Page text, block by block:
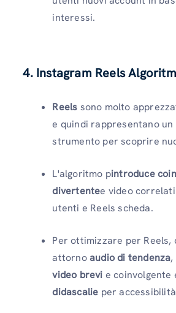
interessi.
4. Instagram Reels
Reels sono molto
e quindi rappresentano
strumento per scoprire
L'algoritmo pintroduce
divertentee video
utenti e Reels scheda.
Per ottimizzare per Reels,
attornoaudio di tendenza,
video brevi e coinvolgente
didascalie per